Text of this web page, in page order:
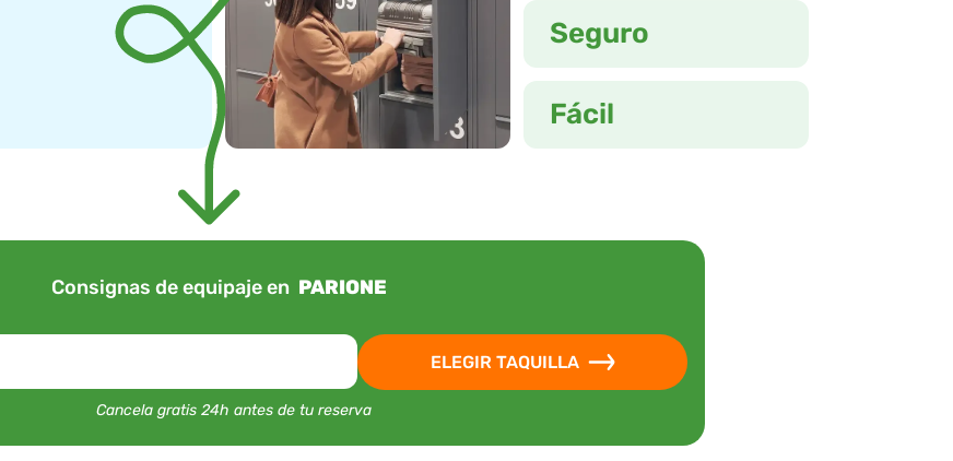
Seguro
Fácil
Consignas de equipaje en PARIONE
ELEGIR TAQUILLA
Cancela gratis 24h antes de tu reserva